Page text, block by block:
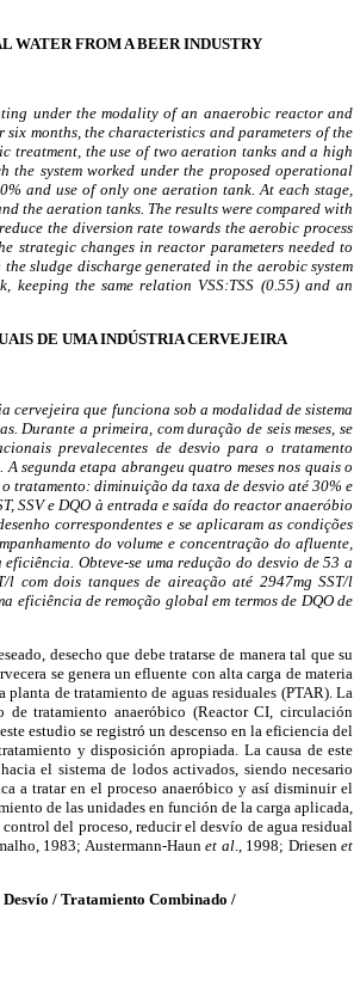
WATER FROM A BEER INDUSTRY
under the modality of an anaerobic reactor and
months, the characteristics and parameters of the
treatment, the use of two aeration tanks and a high
the system worked under the proposed operational
and use of only one aeration tank. At each stage,
the aeration tanks. The results were compared with
the diversion rate towards the aerobic process
changes in reactor parameters needed to
sludge discharge generated in the aerobic system
the same relation VSS:TSS (0.55) and an
DE UMA INDÚSTRIA CERVEJEIRA
cervejeira que funciona sob a modalidad de sistema
Durante a primeira, com duração de seis meses, se
prevalecentes de desvio para o tratamento
segunda etapa abrangeu quatro meses nos quais o
tratamento: diminuição da taxa de desvio até 30% e
SSV e DQO à entrada e saída do reactor anaeróbio
correspondentes e se aplicaram as condições
do volume e concentração do afluente,
Obteve-se uma redução do desvio de 53 a
com dois tanques de aireação até 2947mg SST/l
eficiência de remoção global em termos de DQO de
desecho que debe tratarse de manera tal que su
se genera un efluente con alta carga de materia
de tratamiento de aguas residuales (PTAR). La
tratamiento anaeróbico (Reactor CI, circulación
estudio se registró un descenso en la eficiencia del
y disposición apropiada. La causa de este
el sistema de lodos activados, siendo necesario
a tratar en el proceso anaeróbico y así disminuir el
de las unidades en función de la carga aplicada,
del proceso, reducir el desvío de agua residual
1983; Austermann-Haunet al., 1998; Driesenet
/ Tratamiento Combinado /